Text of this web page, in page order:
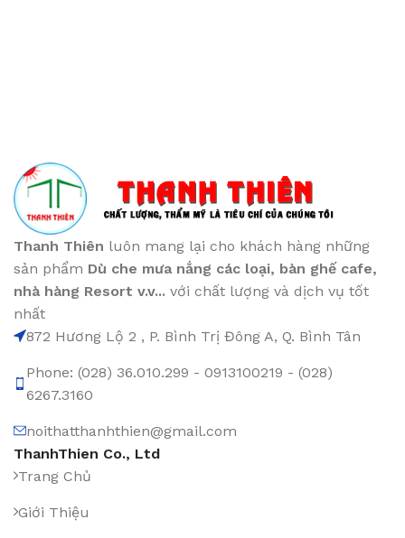
Thanh Thiên luôn mang lại cho khách hàng những
sản phẩm Dù che mưa nắng các loại, bàn ghế cafe,
nhà hàng Resort v.v... với chất lượng và dịch vụ tốt
nhất
872 Hương Lộ 2 , P. Bình Trị Đông A, Q. Bình Tân
Phone: (028) 36.010.299 - 0913100219 - (028)
6267.3160
noithatthanhthien@gmail.com
ThanhThien Co., Ltd
Trang Chủ
Giới Thiệu